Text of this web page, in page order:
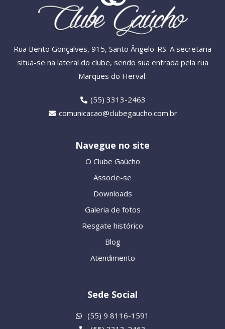
Rua Bento Gonçalves, 915, Santo Ângelo-RS. A secretaria
situa-se na lateral do clube, sendo sua entrada pela rua
Marques do Herval.
(55) 3313-2463
comunicacao@clubegaucho.com.br
Navegue no site
O Clube Gaúcho
Associe-se
Downloads
Galeria de fotos
Resgate histórico
Blog
Atendimento
Sede Social
(55) 9 8116-1591